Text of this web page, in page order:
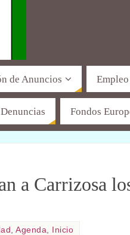
de Anuncios Empleo
Fondos
a Carrizosa
, Agenda, Inicio